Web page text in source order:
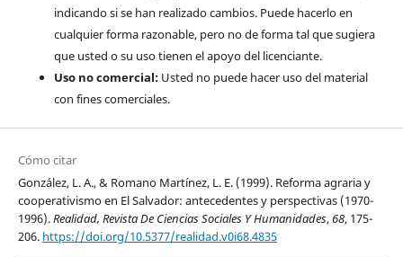
indicando si se han realizado cambios. Puede hacerlo en
cualquier forma razonable, pero no de forma tal que sugiera
que usted o su uso tienen el apoyo del licenciante.
Uso no comercial:Usted no puede hacer uso del material
con fines comerciales.
Cómo citar
González, L. A., & Romano Martínez, L. E. (1999). Reforma agraria y
cooperativismo en El Salvador: antecedentes y perspectivas (1970-
1996).Realidad, Revista De Ciencias Sociales Y Humanidades,68, 175-
206. https://doi.org/10.5377/realidad.v0i68.4835